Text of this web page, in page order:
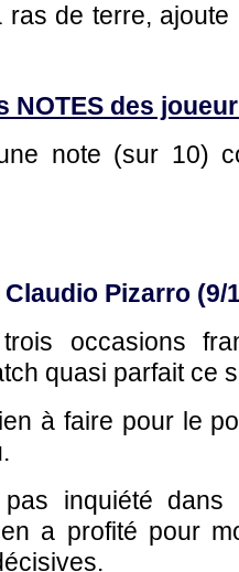
ras de terre,
NOTES des
note (sur 10)
Pizarro (9/
occasions
quasi parfait ce
à faire pour le
pas inquiété
a profité pour